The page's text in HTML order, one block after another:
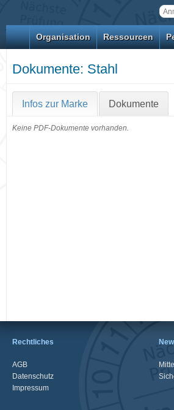
Organisation Ressourcen
Dokumente: Stahl
Infos zur Marke Dokumente
Keine PDF-Dokumente vorhanden.
Rechtliches
AGB
Datenschutz
Impressum